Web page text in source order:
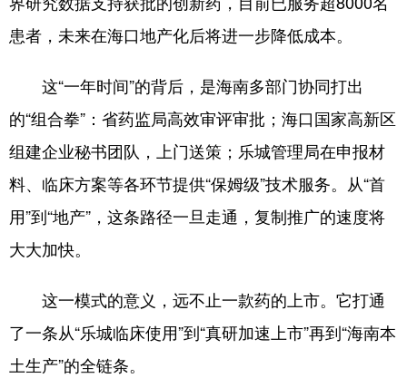
患者，未来在海口地产化后将进一步降低成本。
这“一年时间”的背后，是海南多部门协同打出
的“组合拳”：省药监局高效审评审批；海口国家高新区
组建企业秘书团队，上门送策；乐城管理局在申报材
料、临床方案等各环节提供“保姆级”技术服务。从“首
用”到“地产”，这条路径一旦走通，复制推广的速度将
大大加快。
这一模式的意义，远不止一款药的上市。它打通
了一条从“乐城临床使用”到“真研加速上市”再到“海南本
土生产”的全链条。